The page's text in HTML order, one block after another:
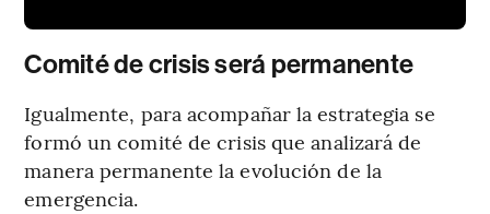
Comité de crisis será permanente
Igualmente, para acompañar la estrategia se
formó un comité de crisis que analizará de
manera permanente la evolución de la
emergencia.